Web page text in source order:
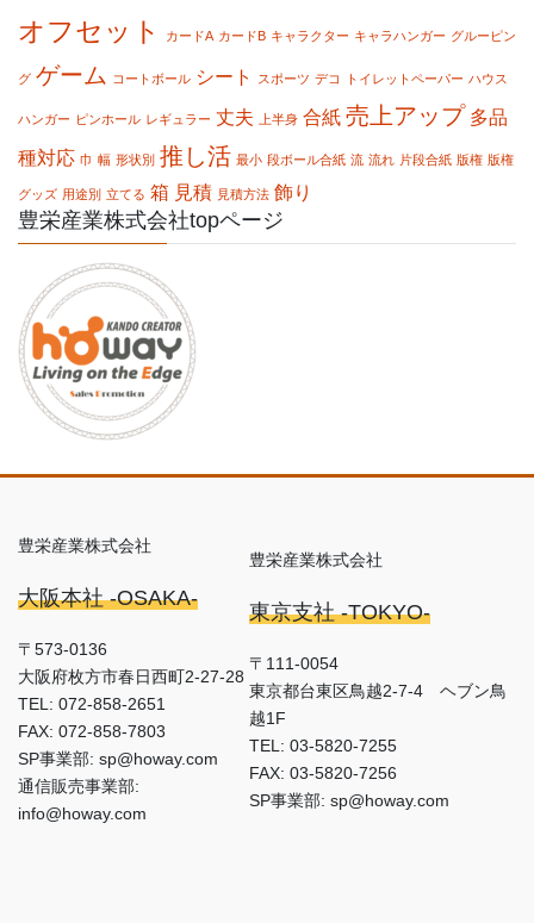
オフセット カードA カードB キャラクター キャラハンガー グルーピン
グ ゲーム コートボール シート スポーツ デコ トイレットペーパー ハウス
ハンガー ピンホール レギュラー 丈夫 上半身 合紙 売上アップ 多品
種対応 巾 幅 形状別 推し活 最小 段ボール合紙 流 流れ 片段合紙 版権 版権
グッズ 用途別 立てる 箱 見積 見積方法 飾り
豊栄産業株式会社topページ
豊栄産業株式会社
大阪本社 -OSAKA-
〒573-0136
大阪府枚方市春日西町2-27-28
TEL: 072-858-2651
FAX: 072-858-7803
SP事業部: sp@howay.com
通信販売事業部:
info@howay.com
豊栄産業株式会社
東京支社 -TOKYO-
〒111-0054
東京都台東区鳥越2-7-4 ヘブン鳥
越1F
TEL: 03-5820-7255
FAX: 03-5820-7256
SP事業部: sp@howay.com